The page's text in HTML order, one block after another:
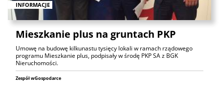
INFORMACJE
Mieszkanie plus na gruntach PKP
Umowę na budowę kilkunastu tysięcy lokali w ramach rządowego
programu Mieszkanie plus, podpisały w środę PKP SA z BGK
Nieruchomości.
Zespół wGospodarce